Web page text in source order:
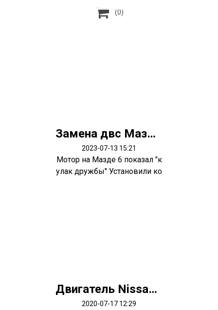
 (0)
Замена двс Мазда 6
2023-07-13 15:21
Мотор на Мазде 6 показал "к
улак дружбы" Установили ко
Двигатель Nissan QG15de
2020-07-17 12:29